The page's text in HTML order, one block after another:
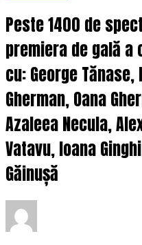
Peste 1400 de
premiera de gală a
cu: George
Gherman, Oana
Azaleea Necula,
Vatavu, Ioana
Găinușă